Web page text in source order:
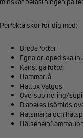
Perfekta skor för dig med:
Breda fötter
Egna ortopediska
Känsliga fötter
Hammartå
Hallux Valgus
Översupinering/
Diabetes (sömlös
Hälsmärta och
Hälseneinflammation